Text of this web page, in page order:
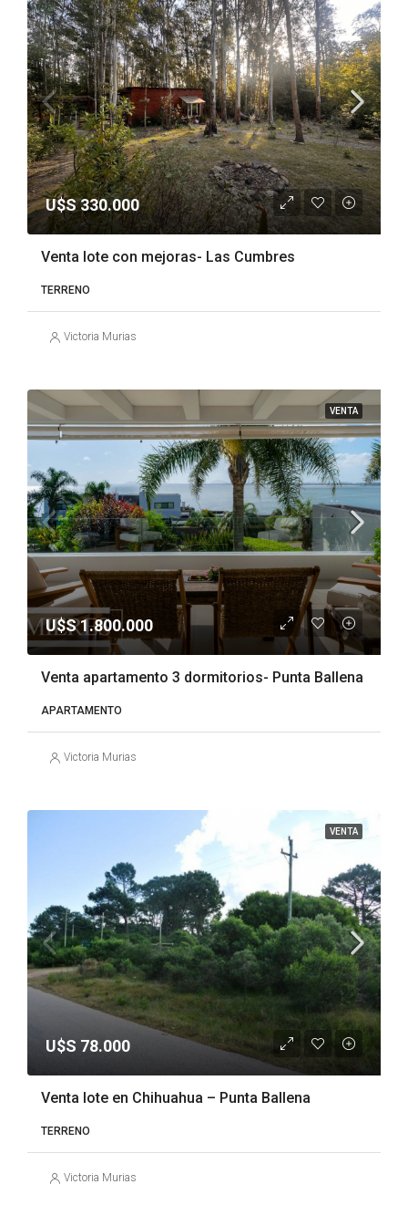
U$S 330.000
Venta lote con mejoras- Las Cumbres
TERRENO
Victoria Murias
VENTA
U$S 1.800.000
Venta apartamento 3 dormitorios- Punta Ballena
APARTAMENTO
Victoria Murias
VENTA
U$S 78.000
Venta lote en Chihuahua – Punta Ballena
TERRENO
Victoria Murias